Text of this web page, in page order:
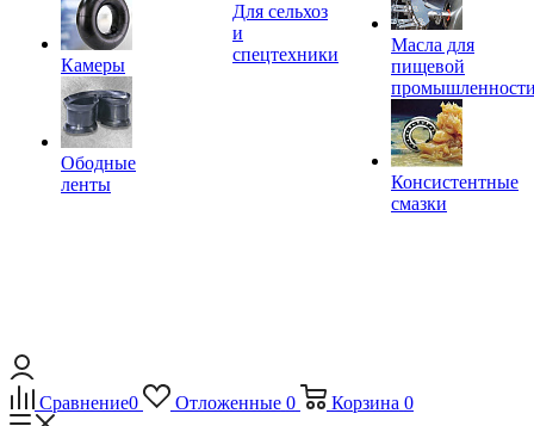
Камеры
Ободные
ленты
Для сельхоз
и
спецтехники
Масла для
пищевой
Консистентные
смазки
Сравнение0 Отложенные 0 Корзина 0